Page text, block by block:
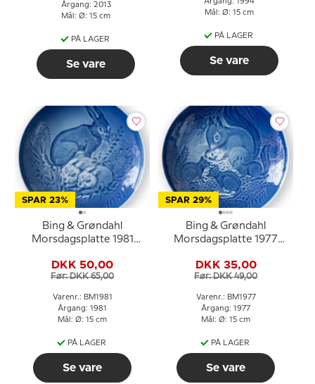
Årgang: 2013
Mål: Ø: 15 cm
PÅ LAGER
Se vare
Mål: Ø: 15 cm
PÅ LAGER
Se vare
SPAR 23%
Bing & Grøndahl
Morsdagsplatte 1981
DKK 50,00
Før: DKK 65,00
Varenr.: BM1981
Årgang: 1981
Mål: Ø: 15 cm
PÅ LAGER
Se vare
SPAR 29%
Bing & Grøndahl
Morsdagsplatte 1977
DKK 35,00
Før: DKK 49,00
Varenr.: BM1977
Årgang: 1977
Mål: Ø: 15 cm
PÅ LAGER
Se vare